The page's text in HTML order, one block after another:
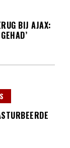
BIJ AJAX: